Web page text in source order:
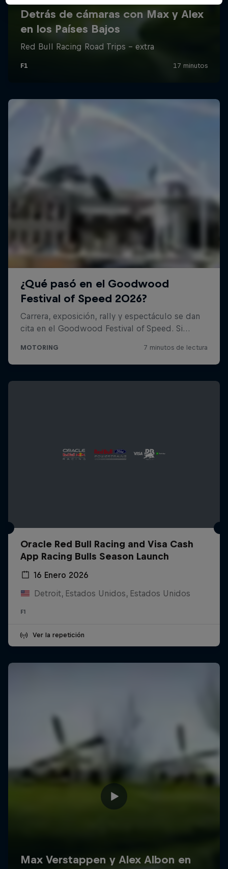
Oracle Red Bull Racing and Visa Cash
App Racing Bulls Season Launch
16 Enero 2026
Detroit, Estados Unidos, Estados Unidos
F1
Ver la repetición